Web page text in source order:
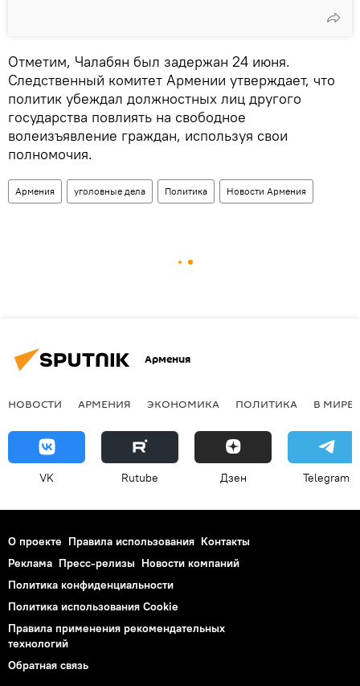
Отметим, Чалабян был задержан 24 июня.
Следственный комитет Армении утверждает, что
политик убеждал должностных лиц другого
государства повлиять на свободное
волеизъявление граждан, используя свои
полномочия.
Армения уголовные дела Политика Новости Армения
Армения
НОВОСТИ АРМЕНИЯ ЭКОНОМИКА ПОЛИТИКА В МИРЕ
VK Rutube Дзен Telegram
О проекте Правила использования Контакты
Реклама Пресс-релизы Новости компаний
Политика конфиденциальности
Политика использования Cookie
Правила применения рекомендательных
технологий
Обратная связь